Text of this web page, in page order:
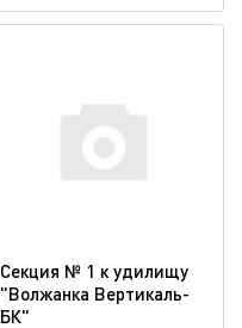
Секция № 1 к удилищу
"Волжанка Вертикаль-
БК"